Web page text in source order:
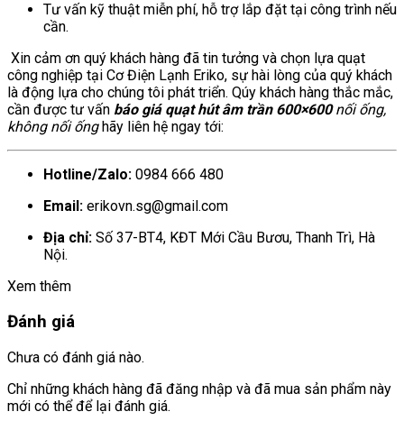
Tư vấn kỹ thuật miễn phí, hỗ trợ lắp đặt tại công trình nếu
cần.
Xin cảm ơn quý khách hàng đã tin tưởng và chọn lựa quạt
công nghiệp tại Cơ Điện Lạnh Eriko, sự hài lòng của quý khách
là động lựa cho chúng tôi phát triển. Qúy khách hàng thắc mắc,
cần được tư vấn báo giá quạt hút âm trần 600×600nối ống,
không nối ốnghãy liên hệ ngay tới:
Hotline/Zalo: 0984 666 480
Email: erikovn.sg@gmail.com
Địa chỉ: Số 37-BT4, KĐT Mới Cầu Bươu, Thanh Trì, Hà
Nội.
Xem thêm
Đánh giá
Chưa có đánh giá nào.
Chỉ những khách hàng đã đăng nhập và đã mua sản phẩm này
mới có thể để lại đánh giá.